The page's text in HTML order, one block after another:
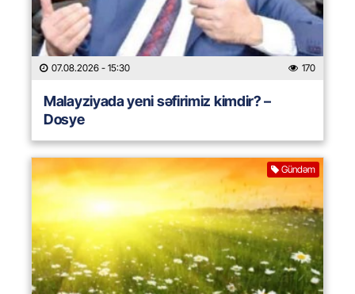
07.08.2026 - 15:30 170
Malayziyada yeni səfirimiz kimdir? –
Dosye
Gündəm